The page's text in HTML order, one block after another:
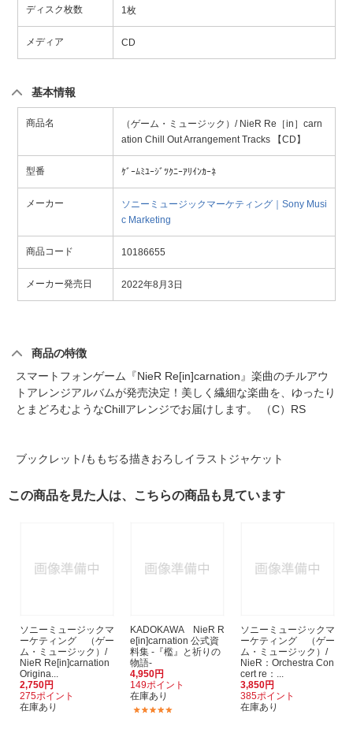
ディスク枚数 1枚
メディア CD
基本情報
商品名
（ゲーム・ミュージック）/ NieR Re［in］carn
ation Chill Out Arrangement Tracks 【CD】
型番 ｹﾞｰﾑﾐﾕｰｼﾞﾂｸﾆｰｱﾘｲﾝｶｰﾈ
メーカー
ソニーミュージックマーケティング｜Sony Musi
c Marketing
商品コード 10186655
メーカー発売日 2022年8月3日
商品の特徴
スマートフォンゲーム『NieR Re[in]carnation』楽曲のチルアウ
トアレンジアルバムが発売決定！美しく繊細な楽曲を、ゆったり
とまどろむようなChillアレンジでお届けします。 （C）RS
ブックレット/ももぢる描きおろしイラストジャケット
この商品を見た人は、こちらの商品も見ています
ソニーミュージックマ
ーケティング （ゲー
ム・ミュージック）/
NieR Re[in]carnation
Origina...
2,750円
275ポイント
在庫あり
KADOKAWA NieR R
e[in]carnation 公式資
料集 -『檻』と祈りの
物語-
4,950円
149ポイント
在庫あり
ソニーミュージックマ
ーケティング （ゲー
ム・ミュージック）/
NieR：Orchestra Con
cert re：...
3,850円
385ポイント
在庫あり